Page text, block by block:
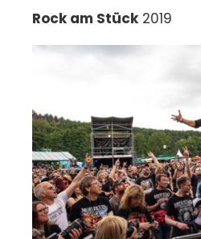
Rock am Stück2019